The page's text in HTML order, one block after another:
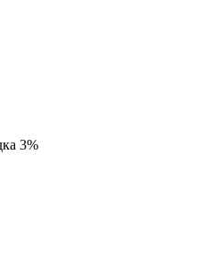
3%